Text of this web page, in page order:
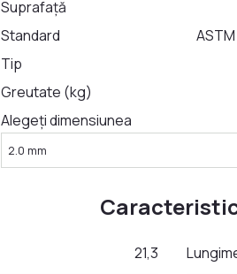
Suprafață
Standard
Tip
Greutate (kg)
Alegeți dimensiunea
2.0 mm
21,3